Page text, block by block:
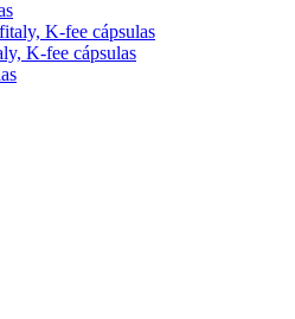
K-fee cápsulas